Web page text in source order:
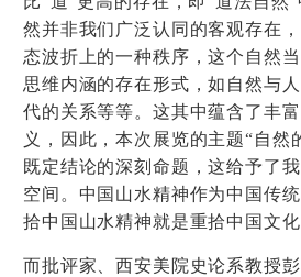
然并非我们广泛认同的客观存在
态波折上的一种秩序，这个自然
思维内涵的存在形式，如自然与
代的关系等等。这其中蕴含了丰
义，因此，本次展览的主题“自然
既定结论的深刻命题，这给予了
空间。中国山水精神作为中国传
拾中国山水精神就是重拾中国文化
而批评家、西安美院史论系教授